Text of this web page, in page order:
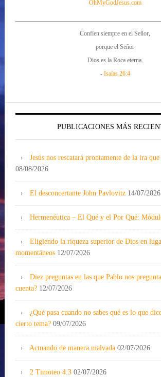
OhMyGodJesus.com
Confíen siempre en el Señor,
porque el Señor
Dios es la Roca eterna.
- Isaías 26:4
PUBLICACIONES MÁS
Jesús nos rescatará prontamente de la ira
08/08/2026
El desconcertante John Pavlovitz 14/07/2026
Hermenéutica – El Qué y el Por Qué:
Eligiendo la riqueza superior de Dios en
momentáneos 12/07/2026
Diez preguntas en las que Pablo nos
cuenta? 12/07/2026
¿Qué pasa cuando no sabes qué es lo que
cierto tema? 09/07/2026
Actuando de manera malvada 02/07/2026
2 Timoteo 4:3 02/07/2026